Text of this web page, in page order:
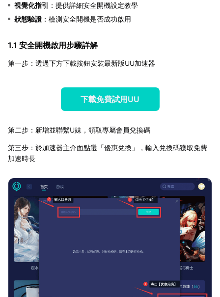
視覺化指引 ：提供詳細安全開機設定教學
狀態驗證：檢測安全開機是否成功啟用
1.1 安全開機啟用步驟詳解
第一步：透過下方下載按鈕安裝最新版UU加速器
下載免費試用UU
第二步：新增並聯繫U妹，領取專屬會員兌換碼
第三步：於加速器主介面點選「優惠兌換」，輸入兌換碼獲取免費
加速時長